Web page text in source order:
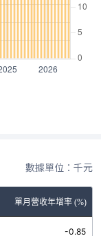
數據單位：千元
單月營收年增率 (%)
-0.85